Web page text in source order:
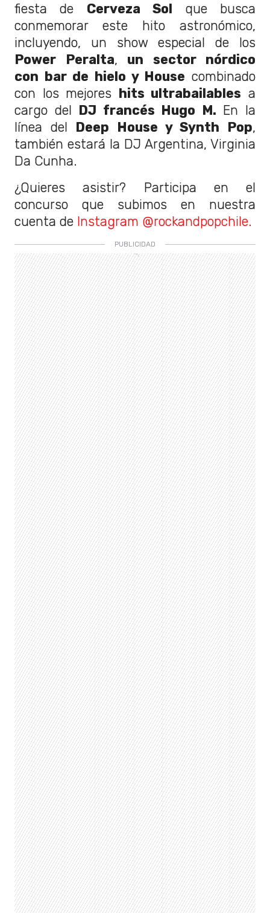
fiesta de Cerveza Sol que busca
conmemorar este hito astronómico,
incluyendo, un show especial de los
Power Peralta, un sector nórdico
con bar de hielo y House combinado
con los mejores hits ultrabailables a
cargo del DJ francés Hugo M. En la
línea del Deep House y Synth Pop,
también estará la DJ Argentina, Virginia
Da Cunha.
¿Quieres asistir? Participa en el
concurso que subimos en nuestra
cuenta de Instagram @rockandpopchile.